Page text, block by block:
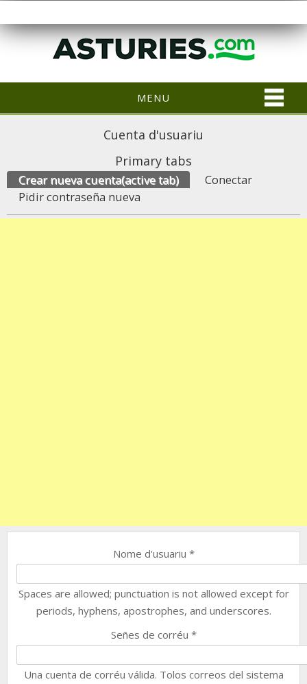
MENU
Cuenta d'usuariu
Primary tabs
Crear nueva cuenta(active tab)
Conectar
Pidir contraseña nueva
Nome d'usuariu *
Spaces are allowed; punctuation is not allowed except for
periods, hyphens, apostrophes, and underscores.
Señes de corréu *
Una cuenta de corréu válida. Tolos correos del sistema